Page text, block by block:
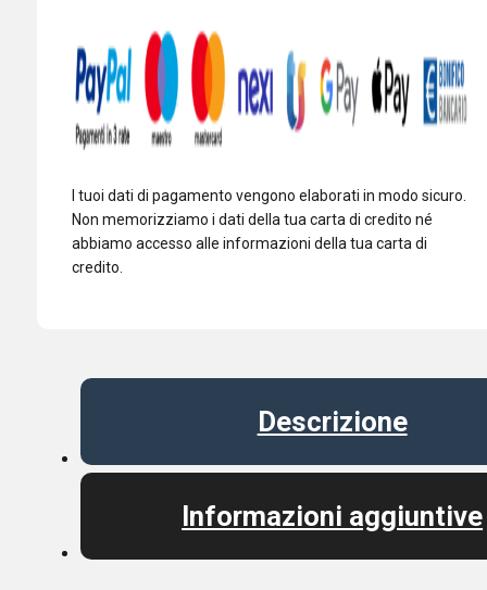
DX101
DX10
quantitàI tuoi dati di pagamento vengono elaborati in modo sicuro.
Non memorizziamo i dati della tua carta di credito né
abbiamo accesso alle informazioni della tua carta di
credito.
Descrizione
Informazioni aggiuntive